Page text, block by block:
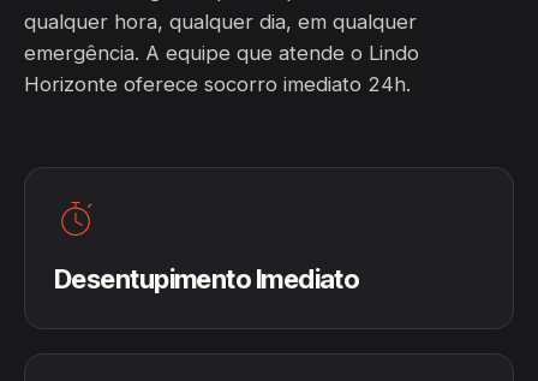
qualquer hora, qualquer dia, em qualquer
emergência. A equipe que atende o Lindo
Horizonte oferece socorro imediato 24h.
Desentupimento Imediato